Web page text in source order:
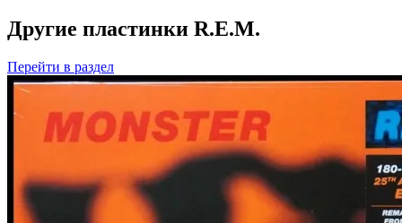
Другие пластинки R.E.M.
Перейти в раздел